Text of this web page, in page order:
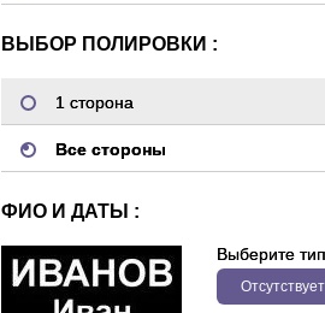
ВЫБОР ПОЛИРОВКИ :
1 сторона
Все стороны
ФИО И ДАТЫ :
Выберите тип
Отсутствует